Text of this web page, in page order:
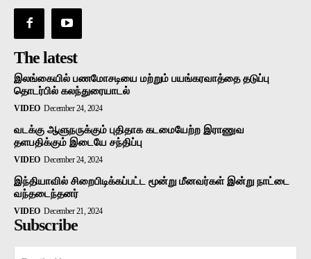
The latest
இலங்கையில் பணமோசடியை மற்றும் பயங்கரவாத்தை தடுப்பு
தொடர்பில் கலந்துரையாடல்
VIDEO December 24, 2024
வடக்கு ஆளுநருக்கும் புதிதாக கடமையேற்ற இராணுவ
தளபதிக்கும் இடையே சந்திப்பு
VIDEO December 24, 2024
இந்தியாவில் சிறைபிடிக்கப்பட்ட மூன்று மீனவர்கள் இன்று நாட்டை
வந்தடைந்தனர்
VIDEO December 21, 2024
Subscribe